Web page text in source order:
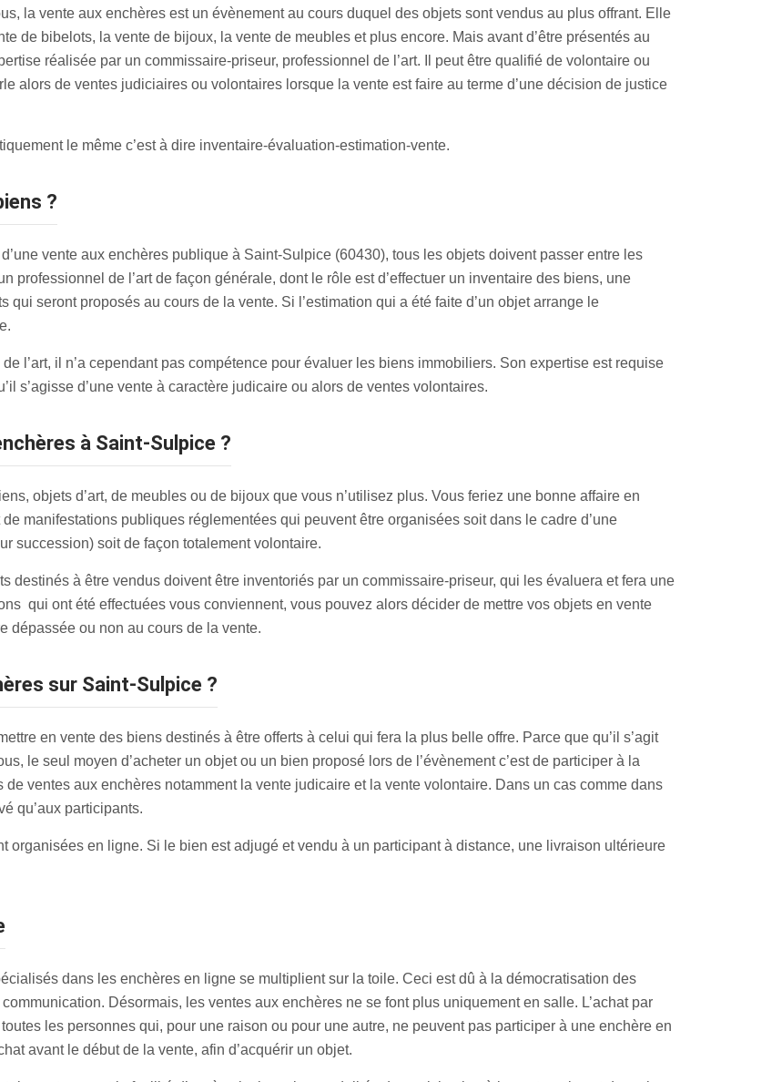
la vente aux enchères est un évènement au cours duquel des objets sont vendus au plus offrant. Elle
de bibelots, la vente de bijoux, la vente de meubles et plus encore. Mais avant d’être présentés au
réalisée par un commissaire-priseur, professionnel de l’art. Il peut être qualifié de volontaire ou
alors de ventes judiciaires ou volontaires lorsque la vente est faire au terme d’une décision de justice
le même c’est à dire inventaire-évaluation-estimation-vente.
?
vente aux enchères publique à Saint-Sulpice (60430), tous les objets doivent passer entre les
professionnel de l’art de façon générale, dont le rôle est d’effectuer un inventaire des biens, une
seront proposés au cours de la vente. Si l’estimation qui a été faite d’un objet arrange le
l’art, il n’a cependant pas compétence pour évaluer les biens immobiliers. Son expertise est requise
s’agisse d’une vente à caractère judicaire ou alors de ventes volontaires.
à Saint-Sulpice ?
objets d’art, de meubles ou de bijoux que vous n’utilisez plus. Vous feriez une bonne affaire en
manifestations publiques réglementées qui peuvent être organisées soit dans le cadre d’une
succession) soit de façon totalement volontaire.
destinés à être vendus doivent être inventoriés par un commissaire-priseur, qui les évaluera et fera une
qui ont été effectuées vous conviennent, vous pouvez alors décider de mettre vos objets en vente
dépassée ou non au cours de la vente.
sur Saint-Sulpice ?
en vente des biens destinés à être offerts à celui qui fera la plus belle offre. Parce que qu’il s’agit
le seul moyen d’acheter un objet ou un bien proposé lors de l’évènement c’est de participer à la
ventes aux enchères notamment la vente judicaire et la vente volontaire. Dans un cas comme dans
qu’aux participants.
organisées en ligne. Si le bien est adjugé et vendu à un participant à distance, une livraison ultérieure
dans les enchères en ligne se multiplient sur la toile. Ceci est dû à la démocratisation des
Désormais, les ventes aux enchères ne se font plus uniquement en salle. L’achat par
les personnes qui, pour une raison ou pour une autre, ne peuvent pas participer à une enchère en
avant le début de la vente, afin d’acquérir un objet.